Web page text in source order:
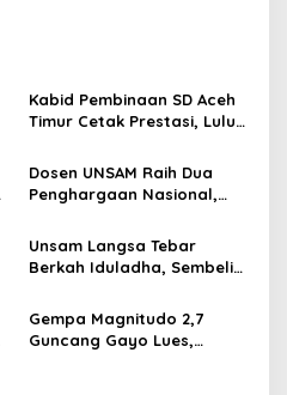
Kabid Pembinaan SD Aceh
Timur Cetak Prestasi, Lulus
Unsam
Dosen UNSAM Raih Dua
Penghargaan Nasional,
Berdampak bagi
Masyarakat
Unsam Langsa Tebar
Berkah Iduladha, Sembelih
Gempa Magnitudo 2,7
Guncang Gayo Lues,